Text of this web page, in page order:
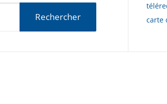
Rechercher
carte